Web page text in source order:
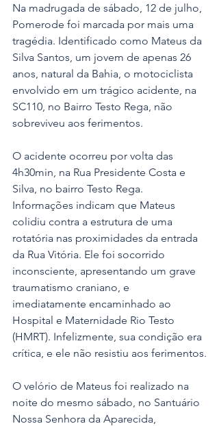
Na madrugada de sábado, 12 de julho,
Pomerode foi marcada por mais uma
tragédia. Identificado como Mateus da
Silva Santos, um jovem de apenas 26
anos, natural da Bahia, o motociclista
envolvido em um trágico acidente, na
SC110, no Bairro Testo Rega, não
sobreviveu aos ferimentos.
O acidente ocorreu por volta das
4h30min, na Rua Presidente Costa e
Silva, no bairro Testo Rega.
Informações indicam que Mateus
colidiu contra a estrutura de uma
rotatória nas proximidades da entrada
da Rua Vitória. Ele foi socorrido
inconsciente, apresentando um grave
traumatismo craniano, e
imediatamente encaminhado ao
Hospital e Maternidade Rio Testo
(HMRT). Infelizmente, sua condição era
crítica, e ele não resistiu aos ferimentos.
O velório de Mateus foi realizado na
noite do mesmo sábado, no Santuário
Nossa Senhora da Aparecida,